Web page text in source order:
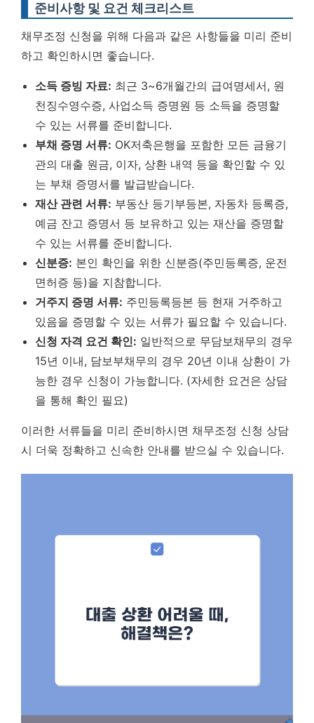
준비사항 및 요건 체크리스트
채무조정 신청을 위해 다음과 같은 사항들을 미리 준비
하고 확인하시면 좋습니다.
소득 증빙 자료: 최근 3~6개월간의 급여명세서, 원
천징수영수증, 사업소득 증명원 등 소득을 증명할
수 있는 서류를 준비합니다.
부채 증명 서류: OK저축은행을 포함한 모든 금융기
관의 대출 원금, 이자, 상환 내역 등을 확인할 수 있
는 부채 증명서를 발급받습니다.
재산 관련 서류: 부동산 등기부등본, 자동차 등록증,
예금 잔고 증명서 등 보유하고 있는 재산을 증명할
수 있는 서류를 준비합니다.
신분증: 본인 확인을 위한 신분증(주민등록증, 운전
면허증 등)을 지참합니다.
거주지 증명 서류: 주민등록등본 등 현재 거주하고
있음을 증명할 수 있는 서류가 필요할 수 있습니다.
신청 자격 요건 확인: 일반적으로 무담보채무의 경우
15년 이내, 담보부채무의 경우 20년 이내 상환이 가
능한 경우 신청이 가능합니다. (자세한 요건은 상담
을 통해 확인 필요)
이러한 서류들을 미리 준비하시면 채무조정 신청 상담
시 더욱 정확하고 신속한 안내를 받으실 수 있습니다.